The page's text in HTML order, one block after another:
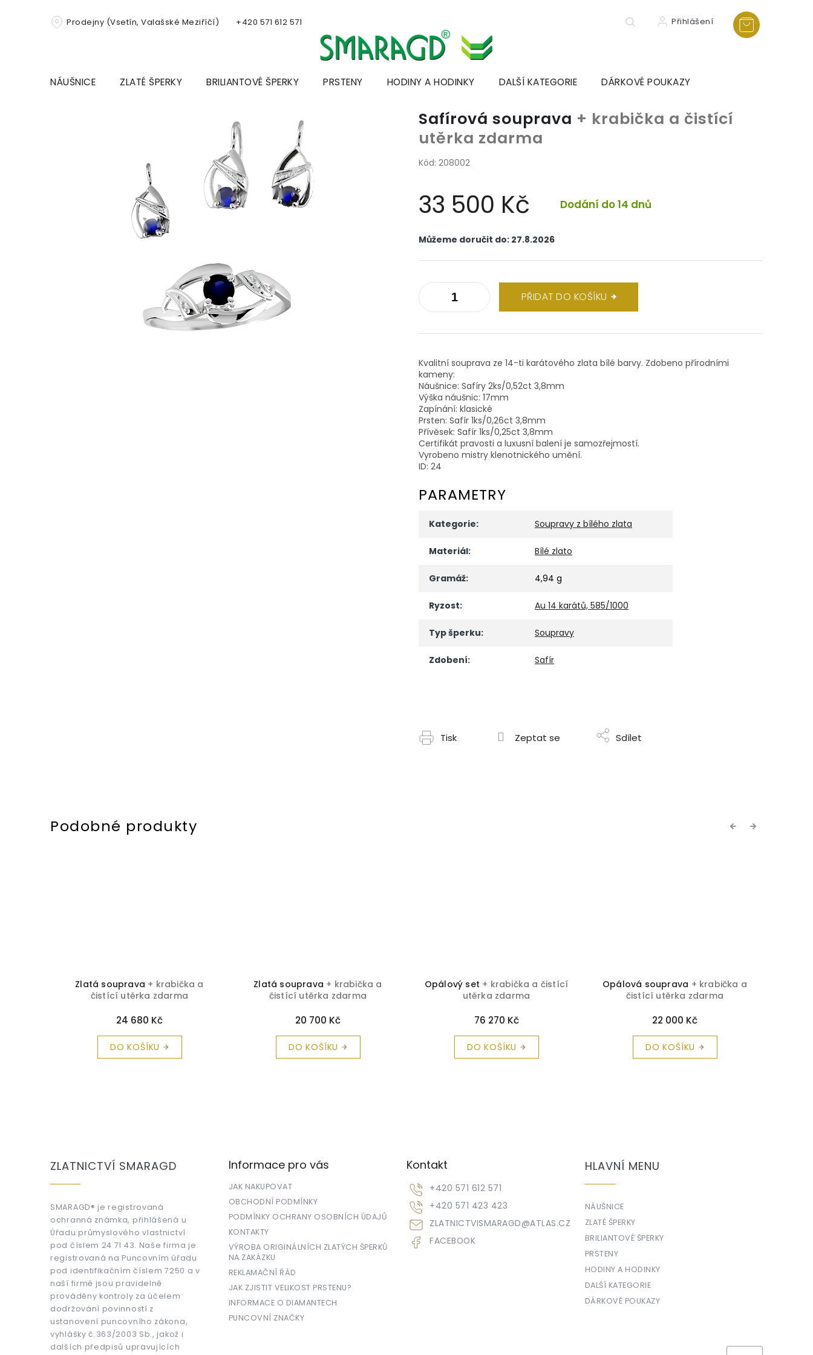
Prodejny (Vsetín, Valašské Meziříčí) +420 571 612 571 Přihlášení
NÁUŠNICE ZLATÉ ŠPERKY BRILIANTOVÉ ŠPERKY PRSTENY HODINY A HODINKY DALŠÍ KATEGORIE DÁRKOVÉ POUKAZY
Safírová souprava + krabička a čistící
utěrka zdarma
Kód: 208002
33 500 Kč Dodání do 14 dnů
cena:
Můžeme doručit do: 27.8.2026
PŘIDAT DO KOŠÍKU
Kvalitní souprava ze 14-ti karátového zlata bílé barvy. Zdobeno přírodními
kameny:
Náušnice: Safíry 2ks/0,52ct 3,8mm
Výška náušnic: 17mm
Zapínání: klasické
Prsten: Safír 1ks/0,26ct 3,8mm
Přívěsek: Safír 1ks/0,25ct 3,8mm
Certifikát pravosti a luxusní balení je samozřejmostí.
Vyrobeno mistry klenotnického umění.
ID: 24
PARAMETRY
Kategorie: Soupravy z bílého zlata
Materiál: Bílé zlato
Gramáž: 4,94 g
Ryzost: Au 14 karátů, 585/1000
Typ šperku: Soupravy
Zdobení: Safír
Tisk Zeptat se Sdílet
Previous
Zlatá souprava + krabička a
čistící utěrka zdarma
24 680 Kč
DO KOŠÍKU
Zlatá souprava + krabička a
čistící utěrka zdarma
20 700 Kč
DO KOŠÍKU
Opálový set + krabička a čistící
utěrka zdarma
76 270 Kč
DO KOŠÍKU
Opálová souprava + krabička a
čistící utěrka zdarma
22 000 Kč
DO KOŠÍKU
Next
ZLATNICTVÍ SMARAGD
SMARAGD® je registrovaná
ochranná známka, přihlášená u
Úřadu průmyslového vlastnictví
pod číslem 24 71 43. Naše firma je
registrovaná na Puncovním úřadu
pod identifikačním číslem 7250 a v
naší firmě jsou pravidelně
prováděny kontroly za účelem
dodržování povinností z
ustanovení puncovního zákona,
vyhlášky č.363/2003 Sb., jakož i
dalších předpisů upravujících
Informace pro vás
JAK NAKUPOVAT
OBCHODNÍ PODMÍNKY
PODMÍNKY OCHRANY OSOBNÍCH ÚDAJŮ
KONTAKTY
VÝROBA ORIGINÁLNÍCH ZLATÝCH ŠPERKŮ
NA ZAKÁZKU
REKLAMAČNÍ ŘÁD
JAK ZJISTIT VELIKOST PRSTENU?
INFORMACE O DIAMANTECH
PUNCOVNÍ ZNAČKY
Kontakt
ZLATNICTVISMARAGD@ATLAS.CZ
+420 571 612 571
+420 571 423 423
FACEBOOK
HLAVNÍ MENU
NÁUŠNICE
ZLATÉ ŠPERKY
BRILIANTOVÉ ŠPERKY
PRSTENY
HODINY A HODINKY
DALŠÍ KATEGORIE
DÁRKOVÉ POUKAZY